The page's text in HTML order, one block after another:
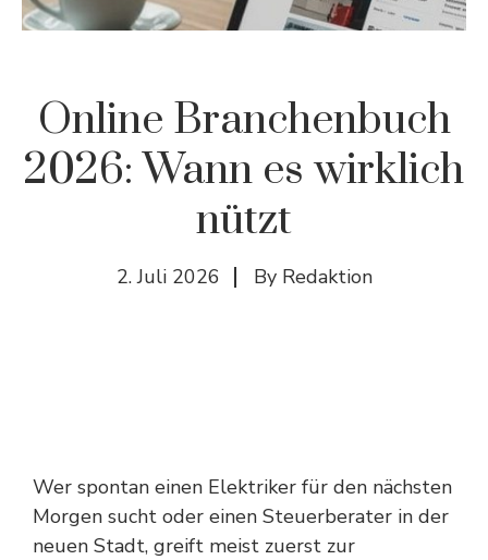
Online Branchenbuch
2026: Wann es wirklich
nützt
2. Juli 2026 By Redaktion
Wer spontan einen Elektriker für den nächsten
Morgen sucht oder einen Steuerberater in der
neuen Stadt, greift meist zuerst zur